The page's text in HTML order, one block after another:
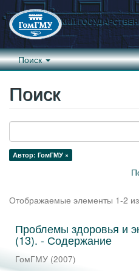
Поиск
Поиск
Автор: ГомГМУ ×
Отображаемые элементы 1-2
Проблемы здоровья и
(13). - Содержание
ГомГМУ (2007)